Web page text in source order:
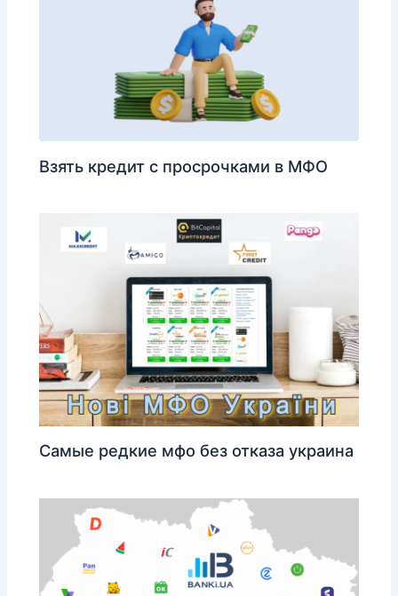
Взять кредит с просрочками в МФО
Самые редкие мфо без отказа украина